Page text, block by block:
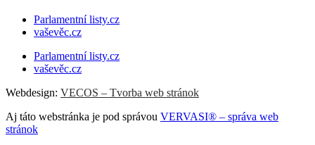
Parlamentní listy.cz
vaševěc.cz
Parlamentní listy.cz
vaševěc.cz
Webdesign: VECOS – Tvorba web stránok
Aj táto webstránka je pod správou VERVASI® – správa web
stránok